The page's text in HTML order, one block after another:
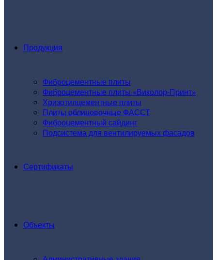
Продукция
Фиброцементные плиты
Фиброцементные плиты «Виколор-Принт»
Хризотилцементные плиты
Плиты облицовочные ФАССТ
Фиброцементный сайдинг
Подсистема для вентилируемых фасадов
Сертификаты
Объекты